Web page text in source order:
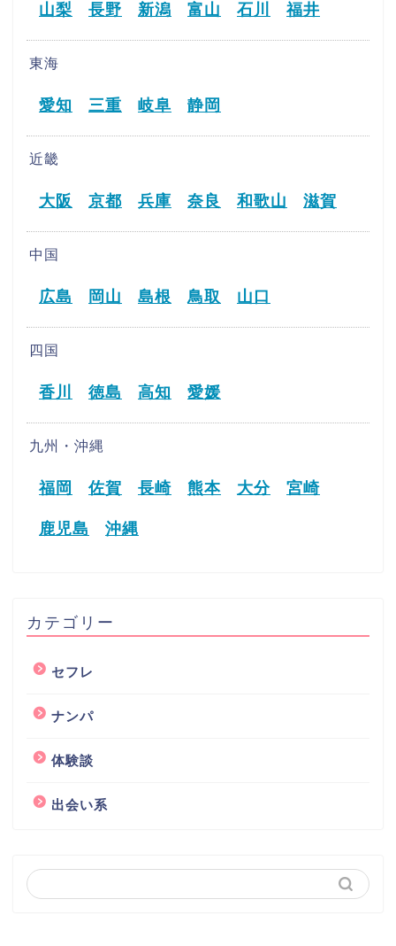
山梨 長野 新潟 富山 石川 福井
東海
愛知 三重 岐阜 静岡
近畿
大阪 京都 兵庫 奈良 和歌山 滋賀
中国
広島 岡山 島根 鳥取 山口
四国
香川 徳島 高知 愛媛
九州・沖縄
福岡 佐賀 長崎 熊本 大分 宮崎
鹿児島 沖縄
カテゴリー
セフレ
ナンパ
体験談
出会い系